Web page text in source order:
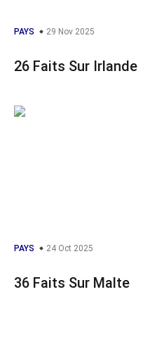
PAYS 29 Nov 2025
26 Faits Sur Irlande
PAYS 24 Oct 2025
36 Faits Sur Malte